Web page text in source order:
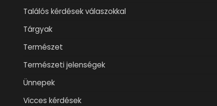
Találós kérdések válaszokkal
Tárgyak
Természet
Természeti jelenségek
Ünnepek
Vicces kérdések